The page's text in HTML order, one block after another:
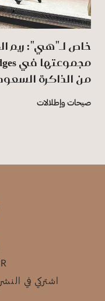
خاص لـ"هي": ريم
من الذاكرة
صيحات وإطلالات
اشتركي في